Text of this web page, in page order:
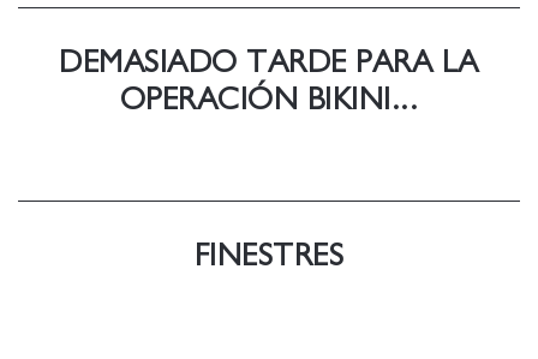
DEMASIADO TARDE PARA LA
OPERACIÓN BIKINI...
FINESTRES